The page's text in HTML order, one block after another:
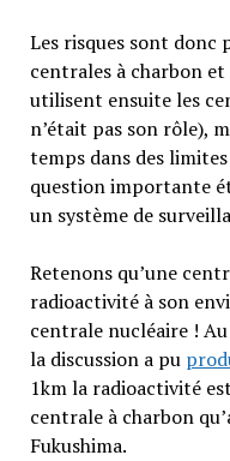
Les risques sont donc
centrales à charbon
utilisent ensuite les
n’était pas son rôle),
temps dans des
question importante
un système de
Retenons qu’une
radioactivité à son
centrale nucléaire !
la discussion a pu
1km la radioactivité
centrale à charbon
Fukushima.